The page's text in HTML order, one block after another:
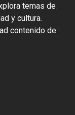
temas de
y cultura.
contenido de